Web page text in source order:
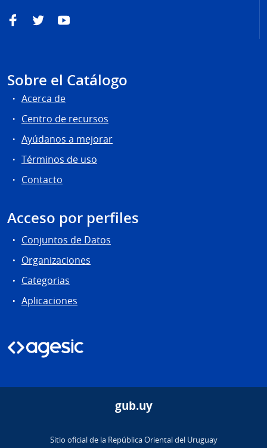
FacebookTwitterYouTube
Sobre el Catálogo
Acerca de
Centro de recursos
Ayúdanos a mejorar
Términos de uso
Contacto
Acceso por perfiles
Conjuntos de Datos
Organizaciones
Categorias
Aplicaciones
gub.uy
Sitio oficial de la República Oriental del Uruguay